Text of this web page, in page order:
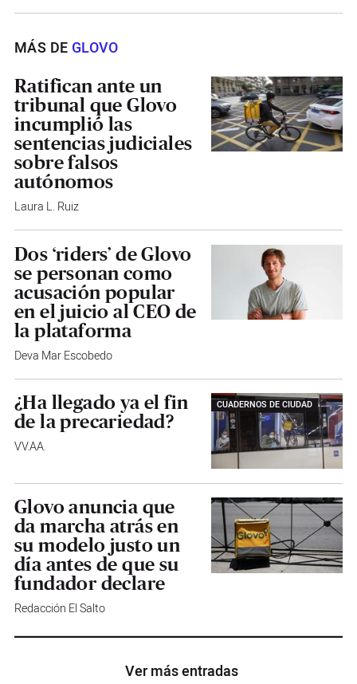
MÁS DE GLOVO
Ratifican ante un
tribunal que Glovo
incumplió las
sentencias judiciales
sobre falsos
autónomos
Laura L. Ruiz
Dos ‘riders’ de Glovo
se personan como
acusación popular
en el juicio al CEO de
la plataforma
Deva Mar Escobedo
CUADERNOS DE CIUDAD
¿Ha llegado ya el fin
de la precariedad?
VV.AA.
Glovo anuncia que
da marcha atrás en
su modelo justo un
día antes de que su
fundador declare
Redacción El Salto
Ver más entradas